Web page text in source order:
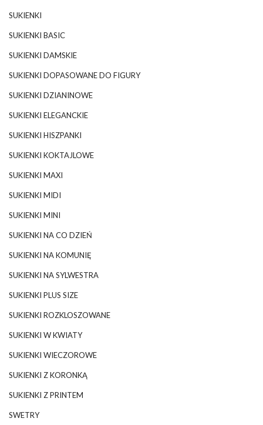
SUKIENKI
SUKIENKI BASIC
SUKIENKI DAMSKIE
SUKIENKI DOPASOWANE DO FIGURY
SUKIENKI DZIANINOWE
SUKIENKI ELEGANCKIE
SUKIENKI HISZPANKI
SUKIENKI KOKTAJLOWE
SUKIENKI MAXI
SUKIENKI MIDI
SUKIENKI MINI
SUKIENKI NA CO DZIEŃ
SUKIENKI NA KOMUNIĘ
SUKIENKI NA SYLWESTRA
SUKIENKI PLUS SIZE
SUKIENKI ROZKLOSZOWANE
SUKIENKI W KWIATY
SUKIENKI WIECZOROWE
SUKIENKI Z KORONKĄ
SUKIENKI Z PRINTEM
SWETRY